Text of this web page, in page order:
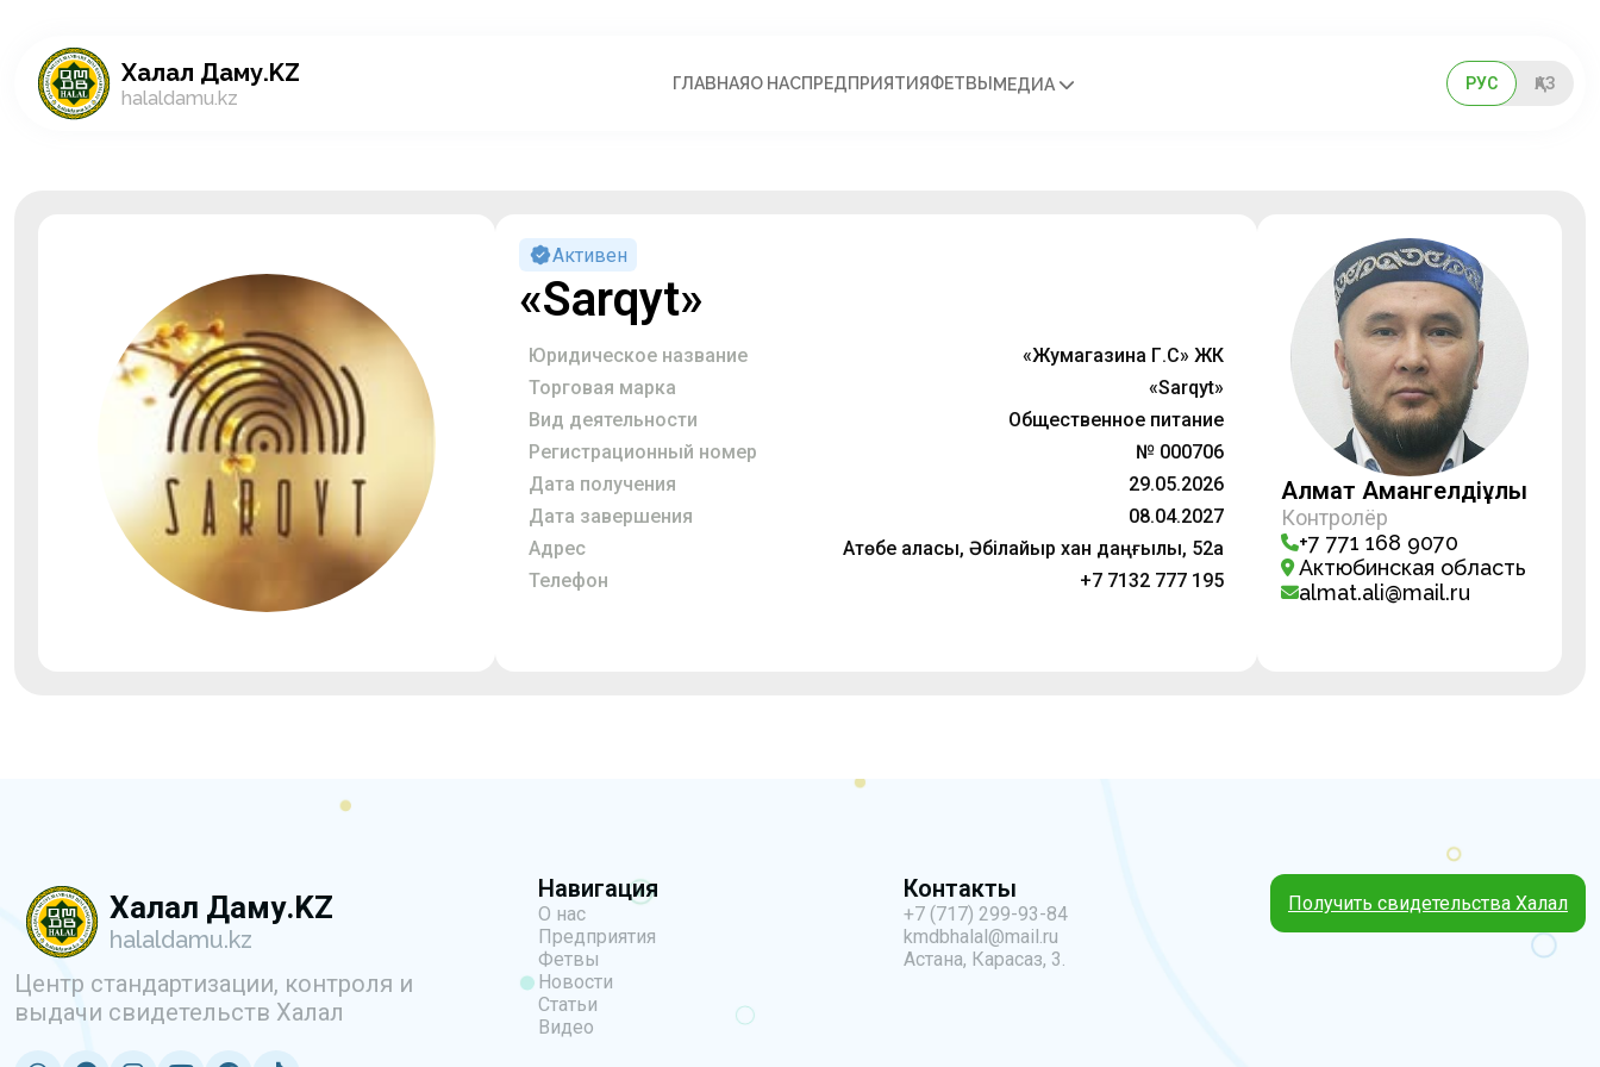
Халал Даму.KZ
halaldamu.kz
ГЛАВНАЯО НАСПРЕДПРИЯТИЯФЕТВЫ МЕДИА РУС ҚАЗ
Активен
«Sarqyt»
Юридическое название
«Жумагазина Г.С» ЖК
Торговая марка
«Sarqyt»
Вид деятельности
Общественное питание
Регистрационный номер
№ 000706
Дата получения
29.05.2026
Дата завершения
08.04.2027
Адрес
Ақтөбе қаласы, Әбілқайыр хан даңғылы, 52а
Телефон
+7 7132 777 195
Алмат Амангелдіұлы
Контролёр
+7 771 168 9070
Актюбинская область
almat.ali@mail.ru
Халал Даму.KZ
halaldamu.kz
Центр стандартизации, контроля и
выдачи свидетельств Халал
Навигация
О нас
Предприятия
Фетвы
Новости
Статьи
Видео
Контакты
+7 (717) 299-93-84
kmdbhalal@mail.ru
Астана, Карасаз, 3.
Получить свидетельства Халал